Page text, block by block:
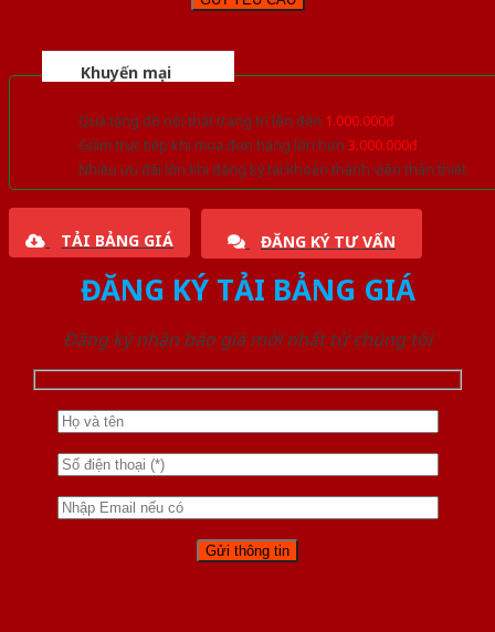
Khuyến mại
Quà tặng đồ nội thất trang trí lên đến 1.000.000đ
Giảm trực tiếp khi mua đơn hàng lớn hơn 3.000.000đ
Nhiều ưu đãi lớn khi đăng ký tài khoản thành viên thân thiết
TẢI BẢNG GIÁ ĐĂNG KÝ TƯ VẤN
ĐĂNG KÝ TẢI BẢNG GIÁ
Đăng ký nhận báo giá mới nhất từ chúng tôi